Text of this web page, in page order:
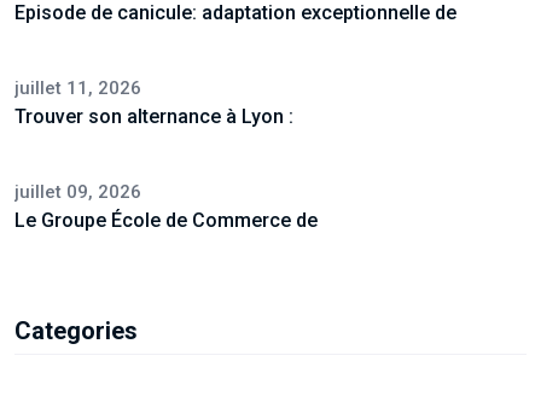
Episode de canicule: adaptation exceptionnelle de
juillet 11, 2026
Trouver son alternance à Lyon :
juillet 09, 2026
Le Groupe École de Commerce de
Categories